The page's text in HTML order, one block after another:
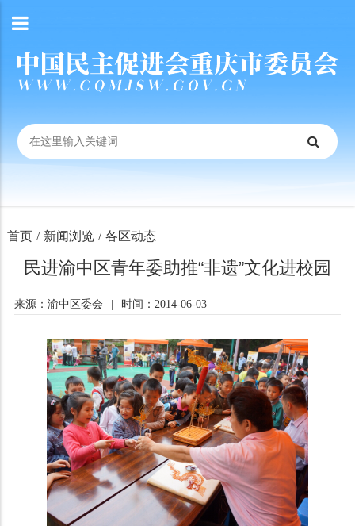
首页 / 新闻浏览 / 各区动态
民进渝中区青年委助推“非遗”文化进校园
来源：渝中区委会 时间：2014-06-03